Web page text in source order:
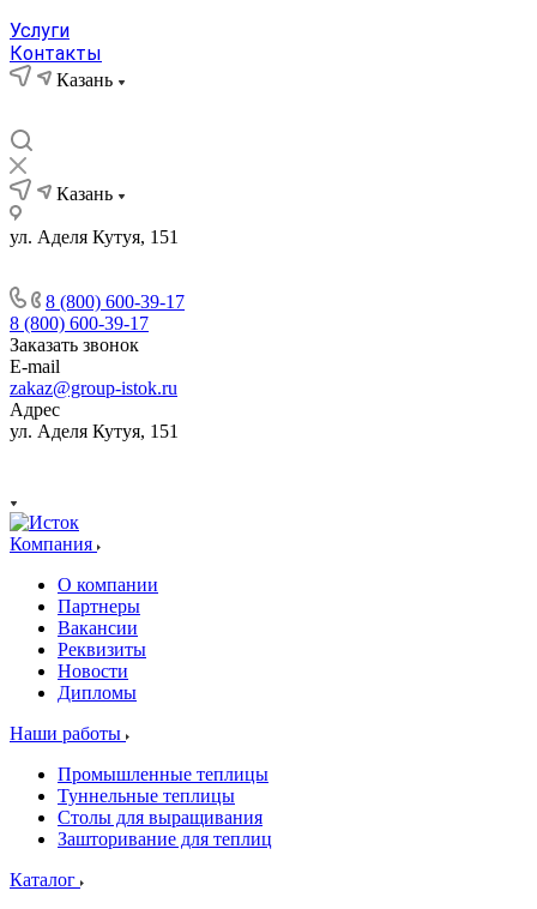
Услуги
Контакты
Казань
Казань
ул. Аделя Кутуя, 151
8 (800) 600-39-17
8 (800) 600-39-17
Заказать звонок
E-mail
zakaz@group-istok.ru
Адрес
ул. Аделя Кутуя, 151
Компания
О компании
Партнеры
Вакансии
Реквизиты
Новости
Дипломы
Наши работы
Промышленные теплицы
Туннельные теплицы
Столы для выращивания
Зашторивание для теплиц
Каталог